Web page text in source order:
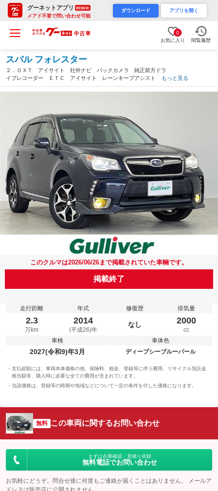
グーネットアプリ RENEW
メアド不要で問い合わせ可能
ダウンロード アプリを開く
0
お気に入り 閲覧履歴
スバル フォレスター
２．０ＸＴ アイサイト 社外ナビ バックカメラ 純正前方ドラ
イブレコーダー ＥＴＣ アイサイト レーンキープアシスト 誤
発進抑制機能 レーダークルーズコントロール パワーバッグド
ア オートライト スペアキー 保証書（北海道）
もっと見る
このクルマは2026/06/26まで掲載されていた車輛です。
掲載終了
走行距離
2.3
万km
年式
2014
(平成26)年
修復歴
なし
排気量
2000
cc
車検
2027(令和9)年3月
車体色
ディープシーブルーパール
支払総額には、車両本体価格の他、保険料、税金、登録等に伴う費用、リサイクル預託金
相当額等、購入時に必要な全ての費用が含まれています。
当該価格は、登録等の時期や地域などについて一定の条件を付した価格になります。
無料 この車両に関するお問い合わせ
まずは在庫確認・見積り依頼
無料電話でお問い合わせ
お気軽にどうぞ。問合せ後に何度もご連絡が届くことはありません。 メールア
ドレスは販売店に公開されません。